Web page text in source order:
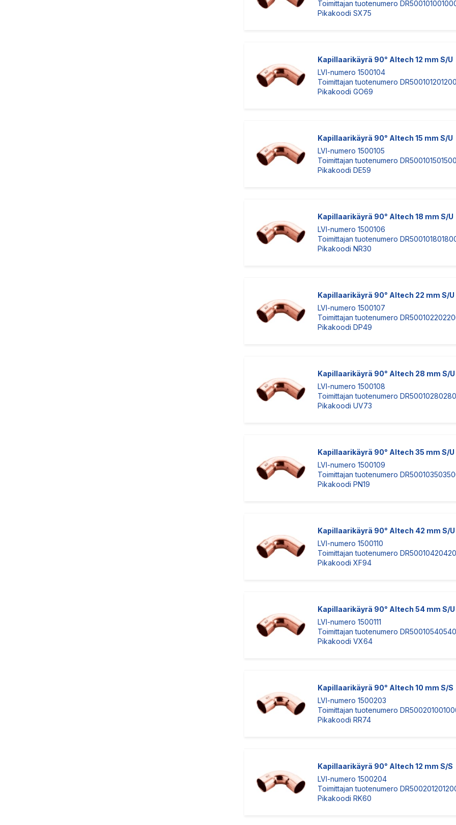
Toimittajan tuotenumero
Pikakoodi SX75
Kapillaarikäyrä 90° Altech 12 mm S/U
LVI-numero 1500104
Toimittajan tuotenumero
Pikakoodi GO69
Kapillaarikäyrä 90° Altech 15 mm S/U
LVI-numero 1500105
Toimittajan tuotenumero
Pikakoodi DE59
Kapillaarikäyrä 90° Altech 18 mm S/U
LVI-numero 1500106
Toimittajan tuotenumero
Pikakoodi NR30
Kapillaarikäyrä 90° Altech 22 mm S/U
LVI-numero 1500107
Toimittajan tuotenumero
Pikakoodi DP49
Kapillaarikäyrä 90° Altech 28 mm S/U
LVI-numero 1500108
Toimittajan tuotenumero
Pikakoodi UV73
Kapillaarikäyrä 90° Altech 35 mm S/U
LVI-numero 1500109
Toimittajan tuotenumero
Pikakoodi PN19
Kapillaarikäyrä 90° Altech 42 mm S/U
LVI-numero 1500110
Toimittajan tuotenumero
Pikakoodi XF94
Kapillaarikäyrä 90° Altech 54 mm S/U
LVI-numero 1500111
Toimittajan tuotenumero
Pikakoodi VX64
Kapillaarikäyrä 90° Altech 10 mm S/S
LVI-numero 1500203
Toimittajan tuotenumero
Pikakoodi RR74
Kapillaarikäyrä 90° Altech 12 mm S/S
LVI-numero 1500204
Toimittajan tuotenumero
Pikakoodi RK60